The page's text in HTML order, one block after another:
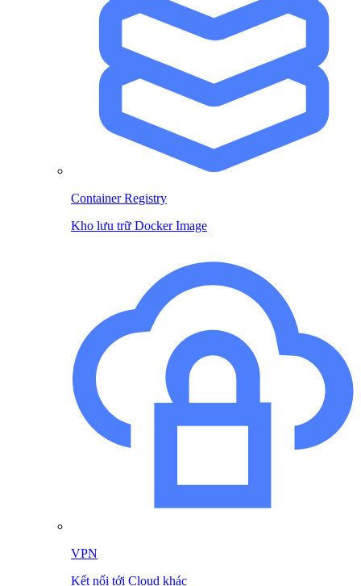
Container Registry
Kho lưu trữ Docker Image
VPN
Kết nối tới Cloud khác